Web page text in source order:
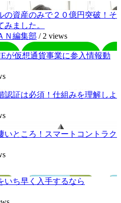
の資産のみで２０億円突破！そ
ました。
Ｎ編集部 / 2 views
が仮想通貨事業に参入情報動
認証は必須！仕組みを理解しよ
いところ！スマートコントラク
いち早く入手するなら